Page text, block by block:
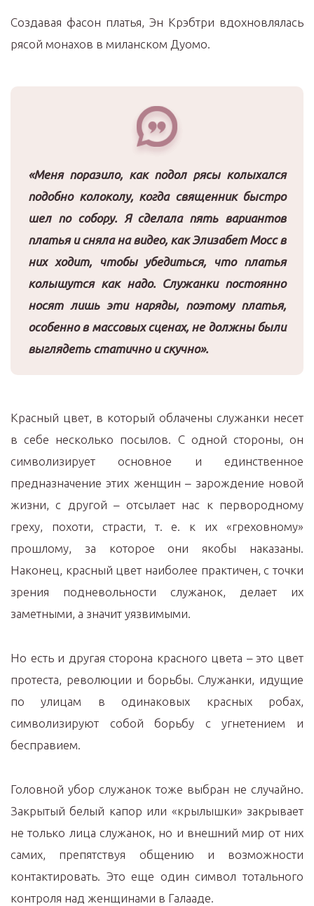
Создавая фасон платья, Эн Крэбтри вдохновлялась
рясой монахов в миланском Дуомо.
«Меня поразило, как подол рясы колыхался
подобно колоколу, когда священник быстро
шел по собору. Я сделала пять вариантов
платья и сняла на видео, как Элизабет Мосс в
них ходит, чтобы убедиться, что платья
колышутся как надо. Служанки постоянно
носят лишь эти наряды, поэтому платья,
особенно в массовых сценах, не должны были
выглядеть статично и скучно».
Красный цвет, в который облачены служанки несет
в себе несколько посылов. С одной стороны, он
символизирует основное и единственное
предназначение этих женщин – зарождение новой
жизни, с другой – отсылает нас к первородному
греху, похоти, страсти, т. е. к их «греховному»
прошлому, за которое они якобы наказаны.
Наконец, красный цвет наиболее практичен, с точки
зрения подневольности служанок, делает их
заметными, а значит уязвимыми.
Но есть и другая сторона красного цвета – это цвет
протеста, революции и борьбы. Служанки, идущие
по улицам в одинаковых красных робах,
символизируют собой борьбу с угнетением и
бесправием.
Головной убор служанок тоже выбран не случайно.
Закрытый белый капор или «крылышки» закрывает
не только лица служанок, но и внешний мир от них
самих, препятствуя общению и возможности
контактировать. Это еще один символ тотального
контроля над женщинами в Галааде.